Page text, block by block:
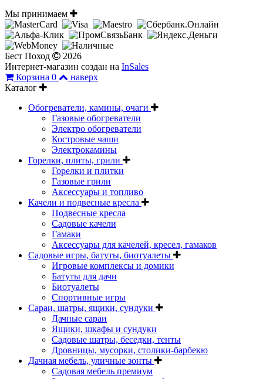
Мы принимаем
Бест Поход
2026
Интернет-магазин создан на InSales
Корзина 0
наверх
Каталог
Обогреватели, камины, очаги
Газовые обогреватели
Электро обогреватели
Костровые чаши
Электрокамины
Горелки, плиты, грили
Горелки и плитки
Газовые грили
Аксессуары и топливо
Качели и подвесные кресла
Подвесные кресла
Садовые качели
Гамаки
Аксессуары для качелей, кресел, гамаков
Садовые игры, батуты, биотуалеты
Игровые комплексы и домики
Батуты для дачи
Биотуалеты
Спортивные игры
Сараи, шатры, ящики, сундуки
Дачные сараи
Ящики, шкафы и сундуки
Садовые шатры, беседки, тенты
Дровницы, мусорки, столики-барбекю
Дачная мебель, уличные зонты
Садовая мебель премиум